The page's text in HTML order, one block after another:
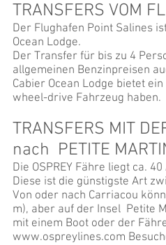
TRANSFERS VOM
Der Flughafen Point Salines
Ocean Lodge.
Der Transfer für bis zu 4
allgemeinen Benzinpreisen
Cabier Ocean Lodge bietet
wheel-drive Fahrzeug haben.
TRANSFERS MIT
nach PETITE
Die OSPREY Fähre liegt ca.
Diese ist die günstigste Art
Von oder nach Carriacou
m), aber auf der Insel Petite
mit einem Boot oder der
www.ospreylines.com